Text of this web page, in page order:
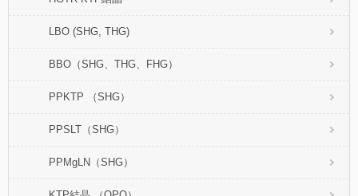
LBO (SHG, THG)
BBO（SHG、THG、FHG）
PPKTP （SHG）
PPSLT（SHG）
PPMgLN（SHG）